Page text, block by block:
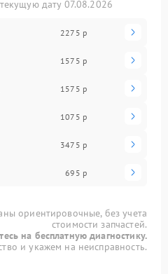
дату 07.08.2026
2275 р
1575 р
1575 р
1075 р
3475 р
695 р
ориентировочные, без учета
стоимости запчастей.
на бесплатную диагностику.
и укажем на неисправность.